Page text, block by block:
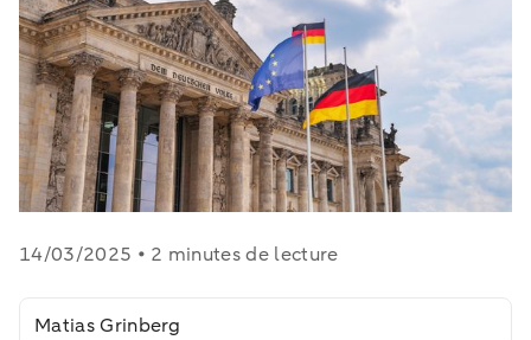
14/03/2025 • 2 minutes de lecture
Matias Grinberg